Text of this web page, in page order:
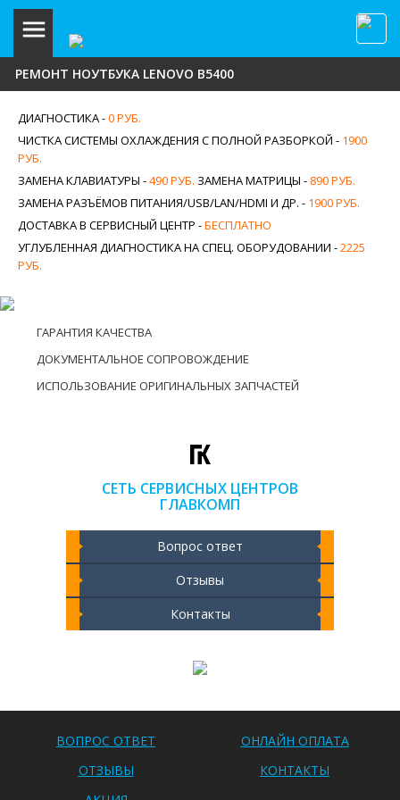
СЕТЬ СЕРВИСНЫХ ЦЕНТРОВ
ГЛАВКОМП
Вопрос ответ
Отзывы
Контакты
РЕМОНТ НОУТБУКА LENOVO B5400
ДИАГНОСТИКА -0 РУБ.
ЧИСТКА СИСТЕМЫ ОХЛАЖДЕНИЯ С ПОЛНОЙ РАЗБОРКОЙ - 1900
РУБ.
ЗАМЕНА КЛАВИАТУРЫ -490 РУБ. ЗАМЕНА МАТРИЦЫ - 890 РУБ.
ЗАМЕНА РАЗЪЁМОВ ПИТАНИЯ/USB/LAN/HDMI И ДР. - 1900 РУБ.
ДОСТАВКА В СЕРВИСНЫЙ ЦЕНТР -БЕСПЛАТНО
УГЛУБЛЕННАЯ ДИАГНОСТИКА НА СПЕЦ. ОБОРУДОВАНИИ -2225
РУБ.
ГАРАНТИЯ КАЧЕСТВА
ДОКУМЕНТАЛЬНОЕ СОПРОВОЖДЕНИЕ
ИСПОЛЬЗОВАНИЕ ОРИГИНАЛЬНЫХ ЗАПЧАСТЕЙ
ВОПРОС ОТВЕТ
ОНЛАЙН ОПЛАТА
ОТЗЫВЫ
КОНТАКТЫ